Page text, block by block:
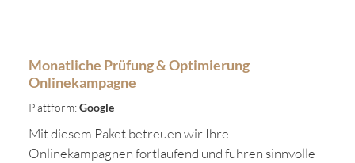
Monatliche Prüfung & Optimierung
Onlinekampagne
Plattform:Google
Mit diesem Paket betreuen wir Ihre
Onlinekampagnen fortlaufend und führen sinnvolle